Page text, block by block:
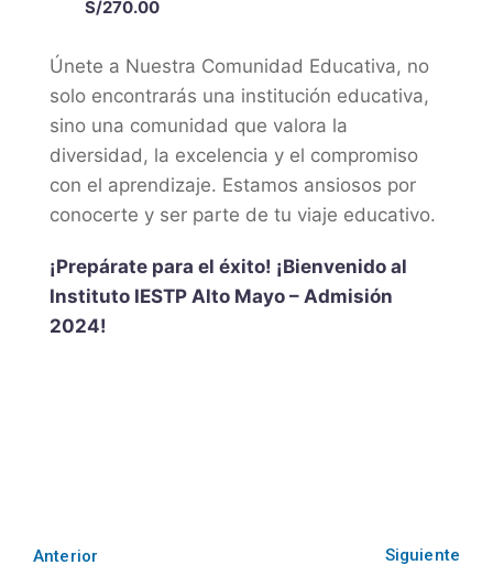
S/270.00
Únete a Nuestra Comunidad Educativa, no
solo encontrarás una institución educativa,
sino una comunidad que valora la
diversidad, la excelencia y el compromiso
con el aprendizaje. Estamos ansiosos por
conocerte y ser parte de tu viaje educativo.
¡Prepárate para el éxito! ¡Bienvenido al
Instituto IESTP Alto Mayo – Admisión
2024!
Anterior Siguiente